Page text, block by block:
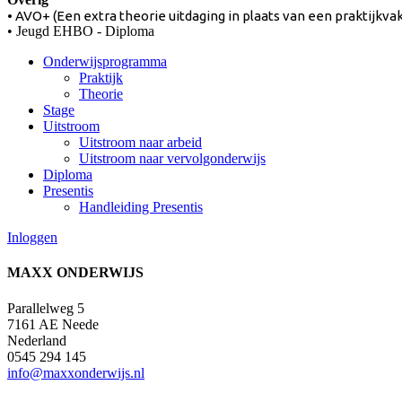
• AVO+ (Een extra theorie uitdaging in plaats van een
• Jeugd EHBO - Diploma
Onderwijsprogramma
Praktijk
Theorie
Stage
Uitstroom
Uitstroom naar arbeid
Uitstroom naar vervolgonderwijs
Diploma
Presentis
Handleiding Presentis
Inloggen
MAXX ONDERWIJS
Parallelweg 5
7161 AE Neede
Nederland
0545 294 145
info@maxxonderwijs.nl